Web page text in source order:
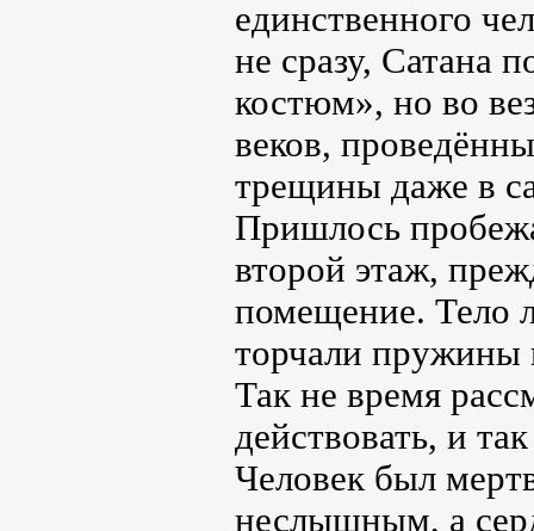
единственного
не сразу, Сатана
костюм», но во
веков,
трещины даже в
Пришлось
второй этаж,
помещение. Тело
торчали пружины
Так не время
действовать, и
Человек был
неслышным, а